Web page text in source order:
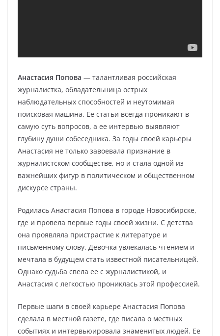
Анастасия Попова — талантливая российская
журналистка, обладательница острых
наблюдательных способностей и неутомимая
поисковая машина. Ее статьи всегда проникают в
самую суть вопросов, а ее интервью выявляют
глубину души собеседника. За годы своей карьеры
Анастасия не только завоевала признание в
журналистском сообществе, но и стала одной из
важнейших фигур в политическом и общественном
дискурсе страны.
Родилась Анастасия Попова в городе Новосибирске,
где и провела первые годы своей жизни. С детства
она проявляла пристрастие к литературе и
письменному слову. Девочка увлекалась чтением и
мечтала в будущем стать известной писательницей.
Однако судьба свела ее с журналистикой, и
Анастасия с легкостью прониклась этой профессией.
Первые шаги в своей карьере Анастасия Попова
сделала в местной газете, где писала о местных
событиях и интервьюировала знаменитых людей. Ее